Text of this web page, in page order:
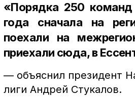
«Порядка 250 команд
года сначала на
поехали на
приехали сюда, в
— объяснил президент
лиги Андрей Стукалов.